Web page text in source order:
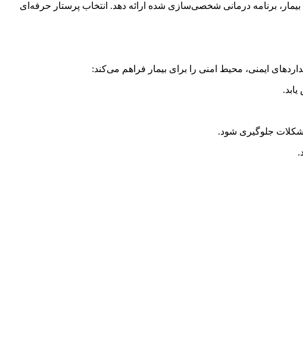
برنامه درمانی شخصی‌سازی شده ارائه دهد. انتخاب پرستار حرفه‌ای
ایمنی، محیط امنی را برای بیمار فراهم می‌کند:
جلوگیری شود.